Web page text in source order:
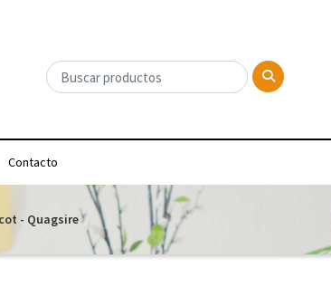
Contacto
- Quagsire